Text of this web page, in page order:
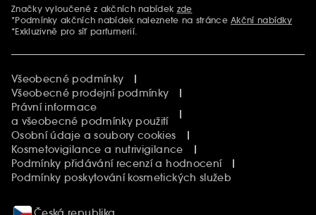
Další informace
Značky vyloučené z akčních nabídek zde
*Podmínky akčních nabídek naleznete na stránceAkční nabídky
*Exkluzivně pro síť parfumerií.
Všeobecné podmínky
Všeobecné prodejní podmínky
Právní informace
a všeobecné podmínky použití
Osobní údaje a soubory cookies
Kosmetovigilance a nutrivigilance
Podmínky přidávání recenzí a hodnocení
Podmínky poskytování kosmetických služeb